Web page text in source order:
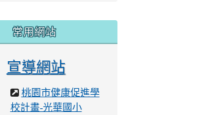
常用網站
宣導網站
桃園市健康促進學
校計畫-光華國小